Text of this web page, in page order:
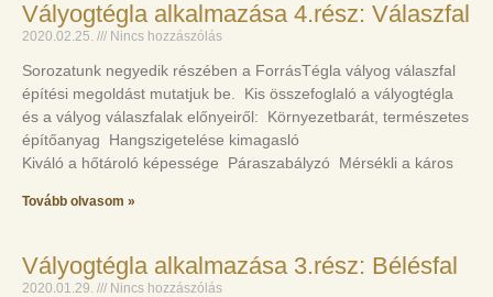
Vályogtégla alkalmazása 4.rész: Válaszfal
2020.02.25. Nincs hozzászólás
Sorozatunk negyedik részében a ForrásTégla vályog válaszfal
építési megoldást mutatjuk be. Kis összefoglaló a vályogtégla
és a vályog válaszfalak előnyeiről: Környezetbarát, természetes
építőanyag Hangszigetelése kimagasló
Kiváló a hőtároló képessége Páraszabályzó Mérsékli a káros
Tovább olvasom »
Vályogtégla alkalmazása 3.rész: Bélésfal
2020.01.29. Nincs hozzászólás